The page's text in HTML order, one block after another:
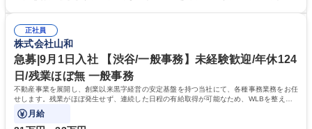
幅広い業務の体得が可能で、多様なキャリアパスを描くことも可能です。
募集職種 【総務】未経験歓迎◎/リモート可/世界で唯一の事業/福利厚生◎/
再雇用有
対処できる・新しいことに興味関心がある 【魅力】■自己啓発支援：資格
取得や通信教育など費用の80%（年間25万円まで）を補助 ■住宅手当：家
賃の50%（月額7万円まで）を補助 学歴・資格 学歴：大学院 大学 語学
力： 資格：
正社員
株式会社山和
急募|9月1日入社 【渋谷/一般事務】未経験歓迎/年休124
日/残業ほぼ無 一般事務
不動産事業を展開し、創業以来黒字経営の安定基盤を持つ当社にて、各種事務業務をお任
せします。残業がほぼ発生せず、連続した日程の有給取得が可能なため、WLBを整えた
い方にお勧めの環境です！
月給